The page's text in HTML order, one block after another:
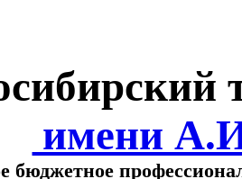
имени
бюджетное